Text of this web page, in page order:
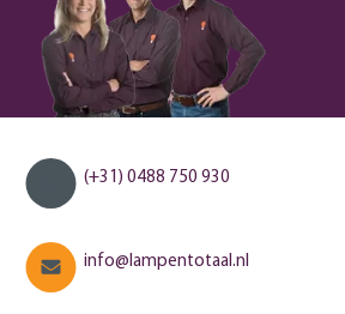
(+31) 0488 750 930
info@lampentotaal.nl